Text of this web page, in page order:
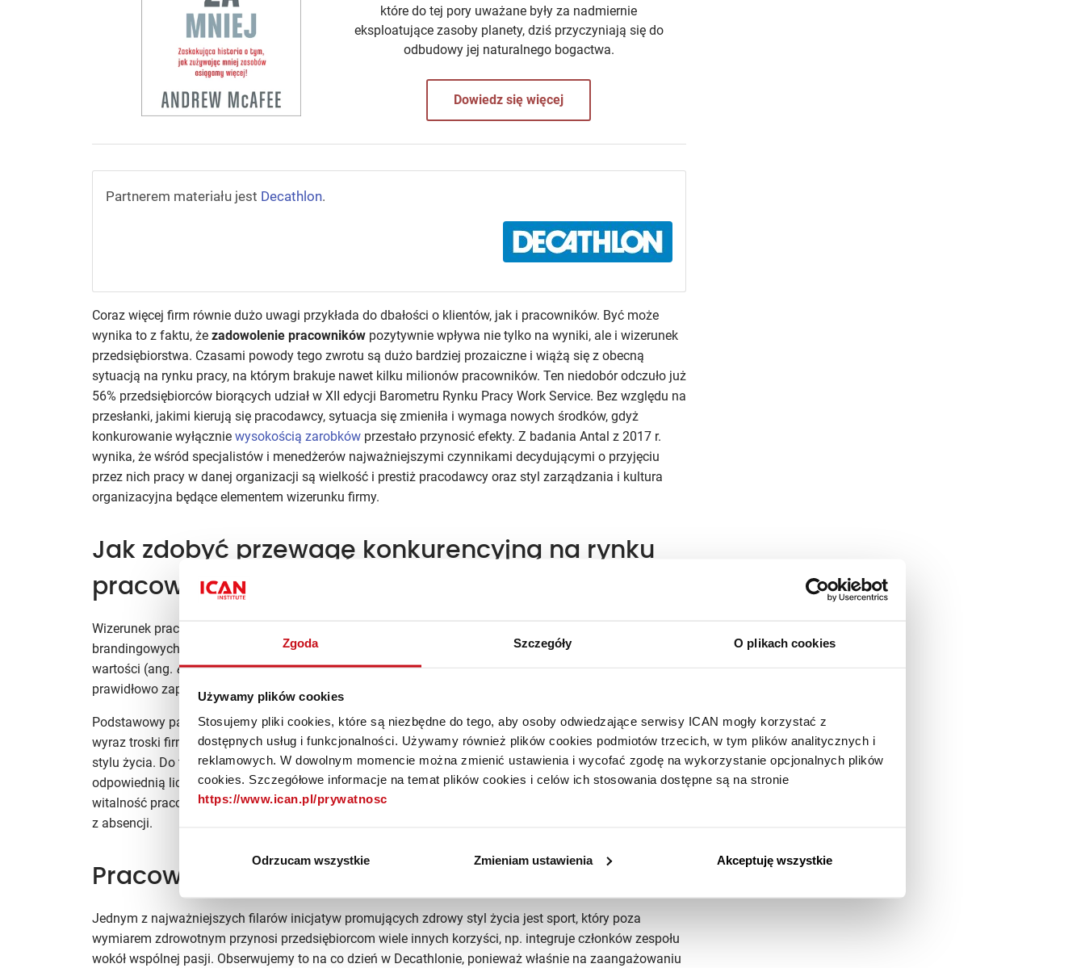
Zgoda Szczegóły O plikach cookies
Używamy plików cookies
Stosujemy pliki cookies, które są niezbędne do tego, aby osoby odwiedzające serwisy ICAN mogły korzystać z
dostępnych usług i funkcjonalności. Używamy również plików cookies podmiotów trzecich, w tym plików analitycznych i
reklamowych. W dowolnym momencie można zmienić ustawienia i wycofać zgodę na wykorzystanie opcjonalnych plików
cookies. Szczegółowe informacje na temat plików cookies i celów ich stosowania dostępne są na stronie
https://www.ican.pl/prywatnosc
Odrzucam wszystkie Zmieniam ustawienia Akceptuję wszystkie
które do tej pory uważane były za nadmiernie
eksploatujące zasoby planety, dziś przyczyniają się do
odbudowy jej naturalnego bogactwa.
Dowiedz się więcej
Partnerem materiału jest Decathlon.
Coraz więcej firm równie dużo uwagi przykłada do dbałości o klientów, jak i pracowników. Być może
wynika to z faktu, że zadowolenie pracowników pozytywnie wpływa nie tylko na wyniki, ale i wizerunek
przedsiębiorstwa. Czasami powody tego zwrotu są dużo bardziej prozaiczne i wiążą się z obecną
sytuacją na rynku pracy, na którym brakuje nawet kilku milionów pracowników. Ten niedobór odczuło już
56% przedsiębiorców biorących udział w XII edycji Barometru Rynku Pracy Work Service. Bez względu na
przesłanki, jakimi kierują się pracodawcy, sytuacja się zmieniła i wymaga nowych środków, gdyż
konkurowanie wyłącznie wysokością zarobków przestało przynosić efekty. Z badania Antal z 2017 r.
wynika, że wśród specjalistów i menedżerów najważniejszymi czynnikami decydującymi o przyjęciu
przez nich pracy w danej organizacji są wielkość i prestiż pracodawcy oraz styl zarządzania i kultura
organizacyjna będące elementem wizerunku firmy.
Jak zdobyć przewagę konkurencyjną na rynku
pracownika?
Wizerunek pracodawcy jest bezpośrednio powiązany ze skutecznością prowadzonych działań employer
brandingowych. Podobnie jak w przypadku klientów pracownicy oczekują dobrze skrojonej propozycji
wartości (ang. employee value proposition). Wpisuje się w nią kultura organizacyjna, misja, ale również
prawidłowo zaprojektowany zestaw uzupełniających się świadczeń pozapłacowych.
Podstawowy pakiet benefitów w Polsce obejmuje karty sportowe i opiekę zdrowotną. To praktyczny
wyraz troski firmy osamopoczucie pracownika, jednak niewystarczający, aby wyrobić nawyki zdrowego
stylu życia. Do tego potrzebne są kompleksowe działania, obejmujące m.in. właściwą dietę,
odpowiednią liczbę godzin snu i aktywny styl życia. Dopiero takie holistyczne podejście wpływa na
witalność pracowników, co przekłada się na atmosferę w pracy, a także obniżenie kosztów wynikających
z absencji.
Pracownicy jak najlepsi zawodnicy
Jednym z najważniejszych filarów inicjatyw promujących zdrowy styl życia jest sport, który poza
wymiarem zdrowotnym przynosi przedsiębiorcom wiele innych korzyści, np. integruje członków zespołu
wokół wspólnej pasji. Obserwujemy to na co dzień w Decathlonie, ponieważ właśnie na zaangażowaniu